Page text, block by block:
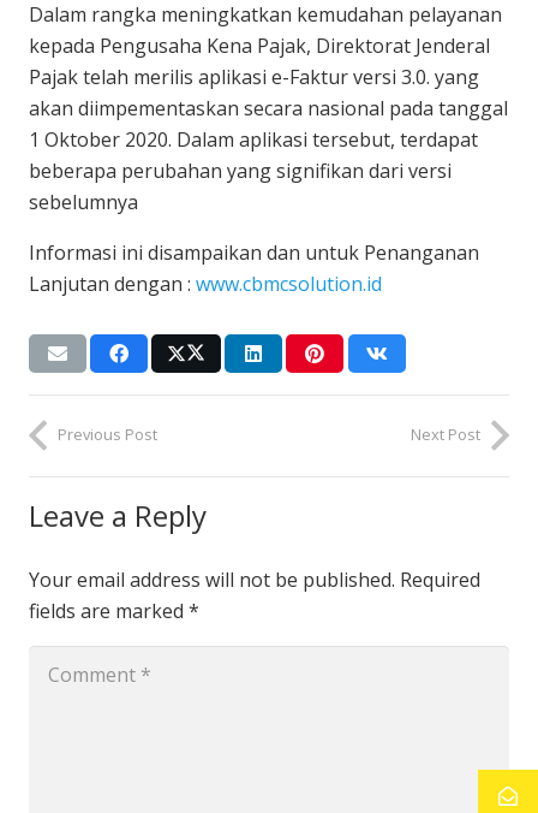
Dalam rangka meningkatkan kemudahan pelayanan
kepada Pengusaha Kena Pajak, Direktorat Jenderal
Pajak telah merilis aplikasi e-Faktur versi 3.0. yang
akan diimpementaskan secara nasional pada tanggal
1 Oktober 2020. Dalam aplikasi tersebut, terdapat
beberapa perubahan yang signifikan dari versi
sebelumnya
Informasi ini disampaikan dan untuk Penanganan
Lanjutan dengan : www.cbmcsolution.id
Previous Post Next Post
Leave a Reply
Your email address will not be published. Required
fields are marked *